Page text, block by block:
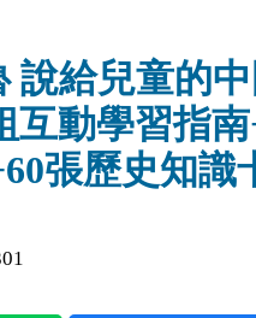
說給兒童的
互動學習指
張歷史知識